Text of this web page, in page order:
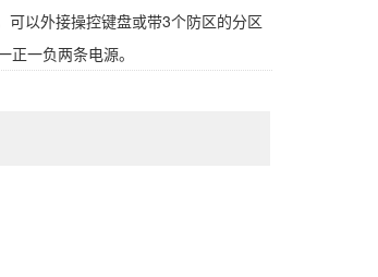
以外接操控键盘或带3个防区的分区
一负两条电源。